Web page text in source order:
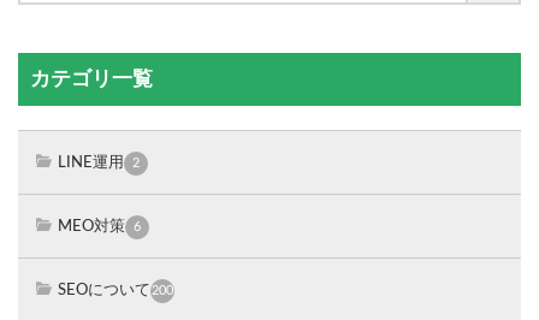
カテゴリ一覧
LINE運用 2
MEO対策 6
SEOについて 200